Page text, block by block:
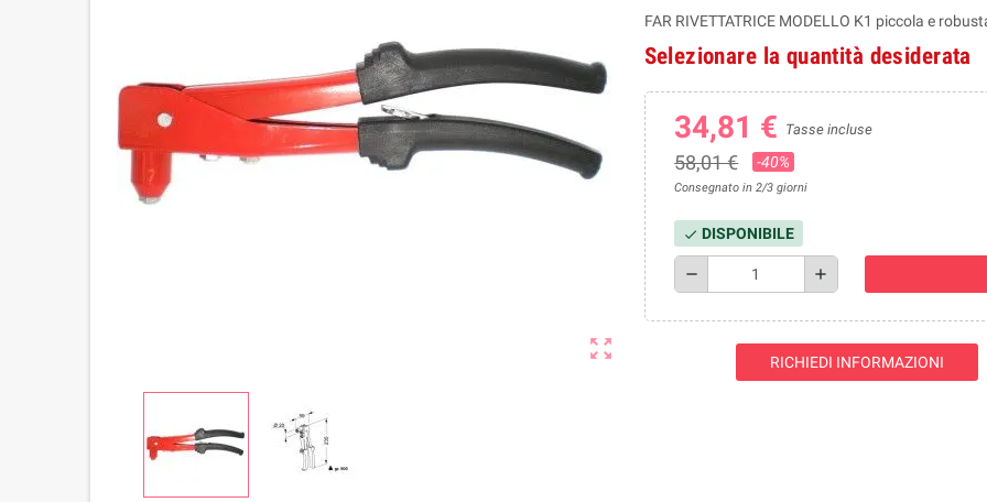
zoom_out_map
FAR RIVETTATRICE MODELLO K1 piccola e
Selezionare la quantità desiderata
34,81 € Tasse incluse
58,01 € -40%
Consegnato in 2/3 giorni
check DISPONIBILE
remove add
RICHIEDI INFORMAZIONI